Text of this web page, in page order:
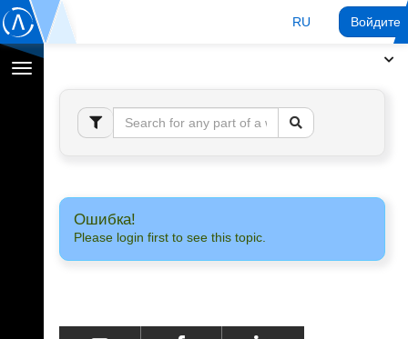
RU Войдите
Переключение
навигации
Ошибка!
Please login first to see this topic.